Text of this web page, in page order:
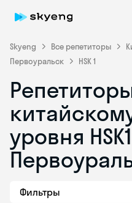
Skyeng Все репетиторы
Первоуральск
HSK 1
уровня
Фильтры
Skyeng Chat